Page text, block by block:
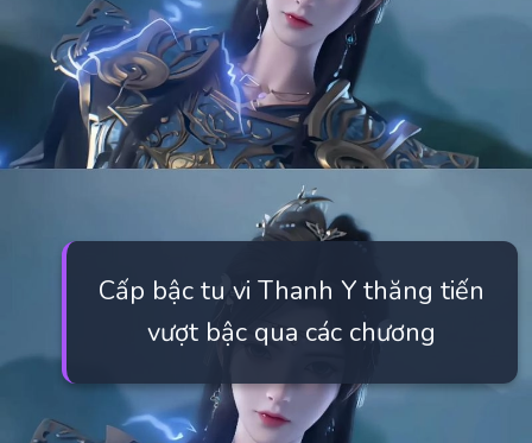
Cấp bậc tu vi Thanh Y thăng tiến
vượt bậc qua các chương